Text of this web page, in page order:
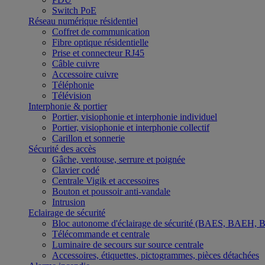
Switch PoE
Réseau numérique résidentiel
Coffret de communication
Fibre optique résidentielle
Prise et connecteur RJ45
Câble cuivre
Accessoire cuivre
Téléphonie
Télévision
Interphonie & portier
Portier, visiophonie et interphonie individuel
Portier, visiophonie et interphonie collectif
Carillon et sonnerie
Sécurité des accès
Gâche, ventouse, serrure et poignée
Clavier codé
Centrale Vigik et accessoires
Bouton et poussoir anti-vandale
Intrusion
Eclairage de sécurité
Bloc autonome d'éclairage de sécurité (BAES,
Télécommande et centrale
Luminaire de secours sur source centrale
Accessoires, étiquettes, pictogrammes, pièces détachées